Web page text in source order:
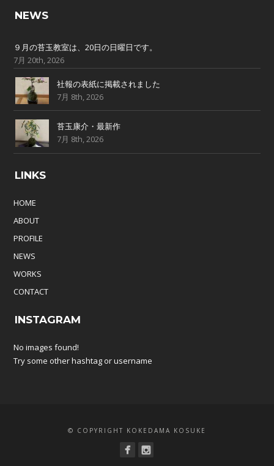
NEWS
９月の苔玉教室は、20日の日曜日です。
7月 20th, 2026
社報の表紙に掲載されました
7月 8th, 2026
苔玉康介・最新作
7月 8th, 2026
LINKS
HOME
ABOUT
PROFILE
NEWS
WORKS
CONTACT
INSTAGRAM
No images found!
Try some other hashtag or username
© COPYRIGHT KOKEDAMA KOSUKE